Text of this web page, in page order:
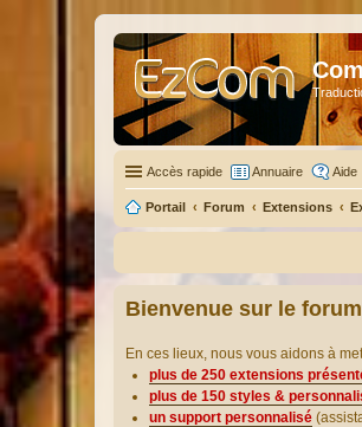
Accès rapide Annuaire Aide
Portail Forum Extensions
Bienvenue sur le
En ces lieux, nous vous aidons à
plus de 250 extensions
plus de 150 styles &
un support personnalisé